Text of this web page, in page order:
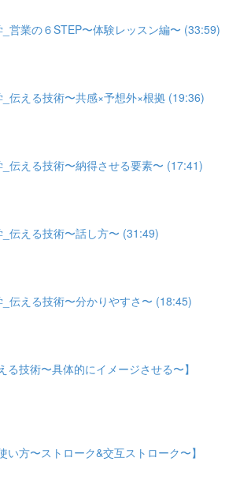
_営業の６STEP〜体験レッスン編〜 (33:59)
_伝える技術〜共感×予想外×根拠 (19:36)
_伝える技術〜納得させる要素〜 (17:41)
_伝える技術〜話し方〜 (31:49)
_伝える技術〜分かりやすさ〜 (18:45)
る技術〜具体的にイメージさせる〜】
い方〜ストローク&交互ストローク〜】